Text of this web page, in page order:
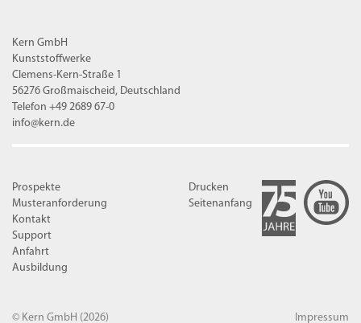
Kern GmbH
Kunststoffwerke
Clemens-Kern-Straße 1
56276 Großmaischeid, Deutschland
Telefon +49 2689 67-0
info@kern.de
Prospekte
Musteranforderung
Kontakt
Support
Anfahrt
Ausbildung
Drucken
Seitenanfang
© Kern GmbH (2026) Impressum